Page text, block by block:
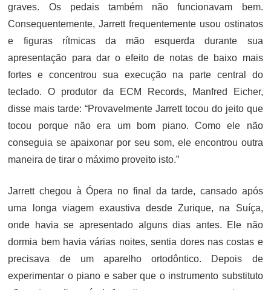
graves. Os pedais também não funcionavam bem.
Consequentemente, Jarrett frequentemente usou ostinatos
e figuras rítmicas da mão esquerda durante sua
apresentação para dar o efeito de notas de baixo mais
fortes e concentrou sua execução na parte central do
teclado. O produtor da ECM Records, Manfred Eicher,
disse mais tarde: “Provavelmente Jarrett tocou do jeito que
tocou porque não era um bom piano. Como ele não
conseguia se apaixonar por seu som, ele encontrou outra
maneira de tirar o máximo proveito isto.”
Jarrett chegou à Ópera no final da tarde, cansado após
uma longa viagem exaustiva desde Zurique, na Suíça,
onde havia se apresentado alguns dias antes. Ele não
dormia bem havia várias noites, sentia dores nas costas e
precisava de um aparelho ortodôntico. Depois de
experimentar o piano e saber que o instrumento substituto